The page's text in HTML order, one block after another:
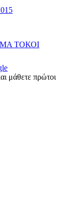
ΤΟΚΟΙ
μάθετε πρώτοι